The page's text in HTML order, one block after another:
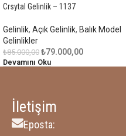
Crsytal Gelinlik – 1137
Gelinlik, Açık Gelinlik, Balık Model
Gelinlikler
₺85.000,00 ₺79.000,00
Devamını Oku
İletişim
Eposta: